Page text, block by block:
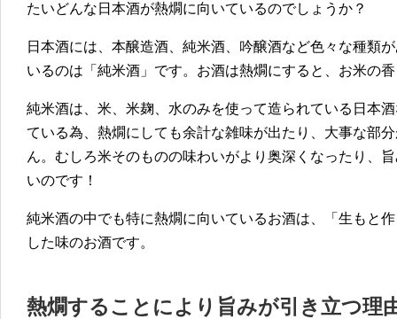
たいどんな日本酒が熱燗に向いているのでしょうか？
日本酒には、本醸造酒、純米酒、吟醸酒など色々な種類
いるのは「純米酒」です。お酒は熱燗にすると、お米の
純米酒は、米、米麹、水のみを使って造られている日本
ている為、熱燗にしても余計な雑味が出たり、大事な部
ん。むしろ米そのものの味わいがより奥深くなったり、
いのです！
純米酒の中でも特に熱燗に向いているお酒は、「生もと
した味のお酒です。
熱燗することにより旨みが引き立つ理